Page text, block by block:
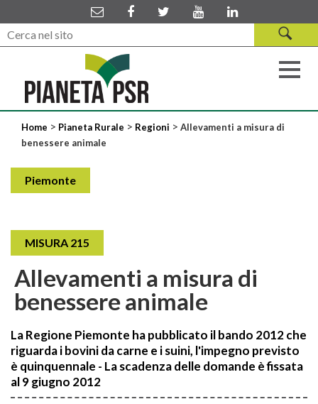
Home > Pianeta Rurale > Regioni > Allevamenti a misura di
benessere animale
Piemonte
MISURA 215
Allevamenti a misura di
benessere animale
La Regione Piemonte ha pubblicato il bando 2012 che
riguarda i bovini da carne e i suini, l'impegno previsto
è quinquennale - La scadenza delle domande è fissata
al 9 giugno 2012